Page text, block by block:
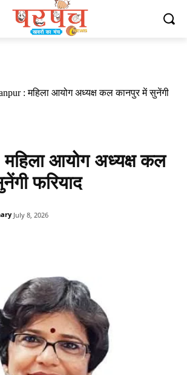
: महिला आयोग अध्यक्ष कल कानपुर में सुनेंगी
आयोग अध्यक्ष कल
फरियाद
July 8, 2026